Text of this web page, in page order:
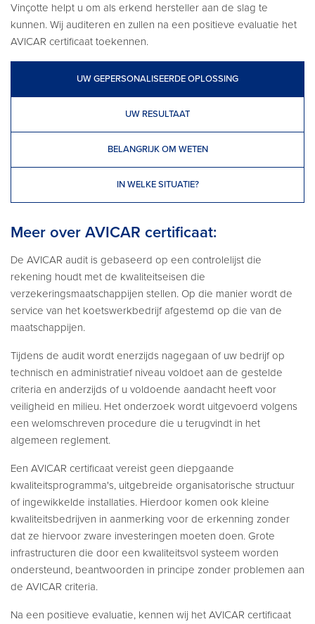
Vinçotte helpt u om als erkend hersteller aan de slag te
kunnen. Wij auditeren en zullen na een positieve evaluatie het
AVICAR certificaat toekennen.
UW GEPERSONALISEERDE OPLOSSING
UW RESULTAAT
BELANGRIJK OM WETEN
IN WELKE SITUATIE?
Meer over AVICAR certificaat:
De AVICAR audit is gebaseerd op een controlelijst die
rekening houdt met de kwaliteitseisen die
verzekeringsmaatschappijen stellen. Op die manier wordt de
service van het koetswerkbedrijf afgestemd op die van de
maatschappijen.
Tijdens de audit wordt enerzijds nagegaan of uw bedrijf op
technisch en administratief niveau voldoet aan de gestelde
criteria en anderzijds of u voldoende aandacht heeft voor
veiligheid en milieu. Het onderzoek wordt uitgevoerd volgens
een welomschreven procedure die u terugvindt in het
algemeen reglement.
Een AVICAR certificaat vereist geen diepgaande
kwaliteitsprogramma's, uitgebreide organisatorische structuur
of ingewikkelde installaties. Hierdoor komen ook kleine
kwaliteitsbedrijven in aanmerking voor de erkenning zonder
dat ze hiervoor zware investeringen moeten doen. Grote
infrastructuren die door een kwaliteitsvol systeem worden
ondersteund, beantwoorden in principe zonder problemen aan
de AVICAR criteria.
Na een positieve evaluatie, kennen wij het AVICAR certificaat